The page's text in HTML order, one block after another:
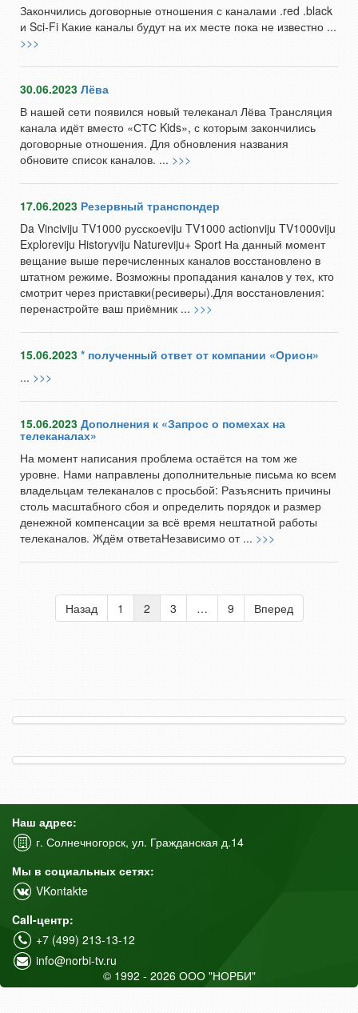
Закончились договорные отношения с каналами .red .black
и Sci-Fi Какие каналы будут на их месте пока не известно ...
>>>
30.06.2023 Лёва
В нашей сети появился новый телеканал Лёва Трансляция
канала идёт вместо «СТС Kids», с которым закончились
договорные отношения. Для обновления названия
обновите список каналов. ... >>>
17.06.2023 Резервный транспондер
Da Vinciviju TV1000 русскоеviju TV1000 actionviju TV1000viju
Exploreviju Historyviju Natureviju+ Sport На данный момент
вещание выше перечисленных каналов восстановлено в
штатном режиме. Возможны пропадания каналов у тех, кто
смотрит через приставки(ресиверы).Для восстановления:
перенастройте ваш приёмник ... >>>
15.06.2023 * полученный ответ от компании «Орион»
... >>>
15.06.2023 Дополнения к «Запрос о помехах на
телеканалах»
На момент написания проблема остаётся на том же
уровне. Нами направлены дополнительные письма ко всем
владельцам телеканалов с просьбой: Разъяснить причины
столь масштабного сбоя и определить порядок и размер
денежной компенсации за всё время нештатной работы
телеканалов. Ждём ответаНезависимо от ... >>>
Назад 1 2 3 … 9 Вперед
Наш адрес:
г. Солнечногорск, ул. Гражданская д.14
Мы в социальных сетях:
VKontakte
Call-центр:
+7 (499) 213-13-12
info@norbi-tv.ru
© 1992 - 2026 ООО "НОРБИ"